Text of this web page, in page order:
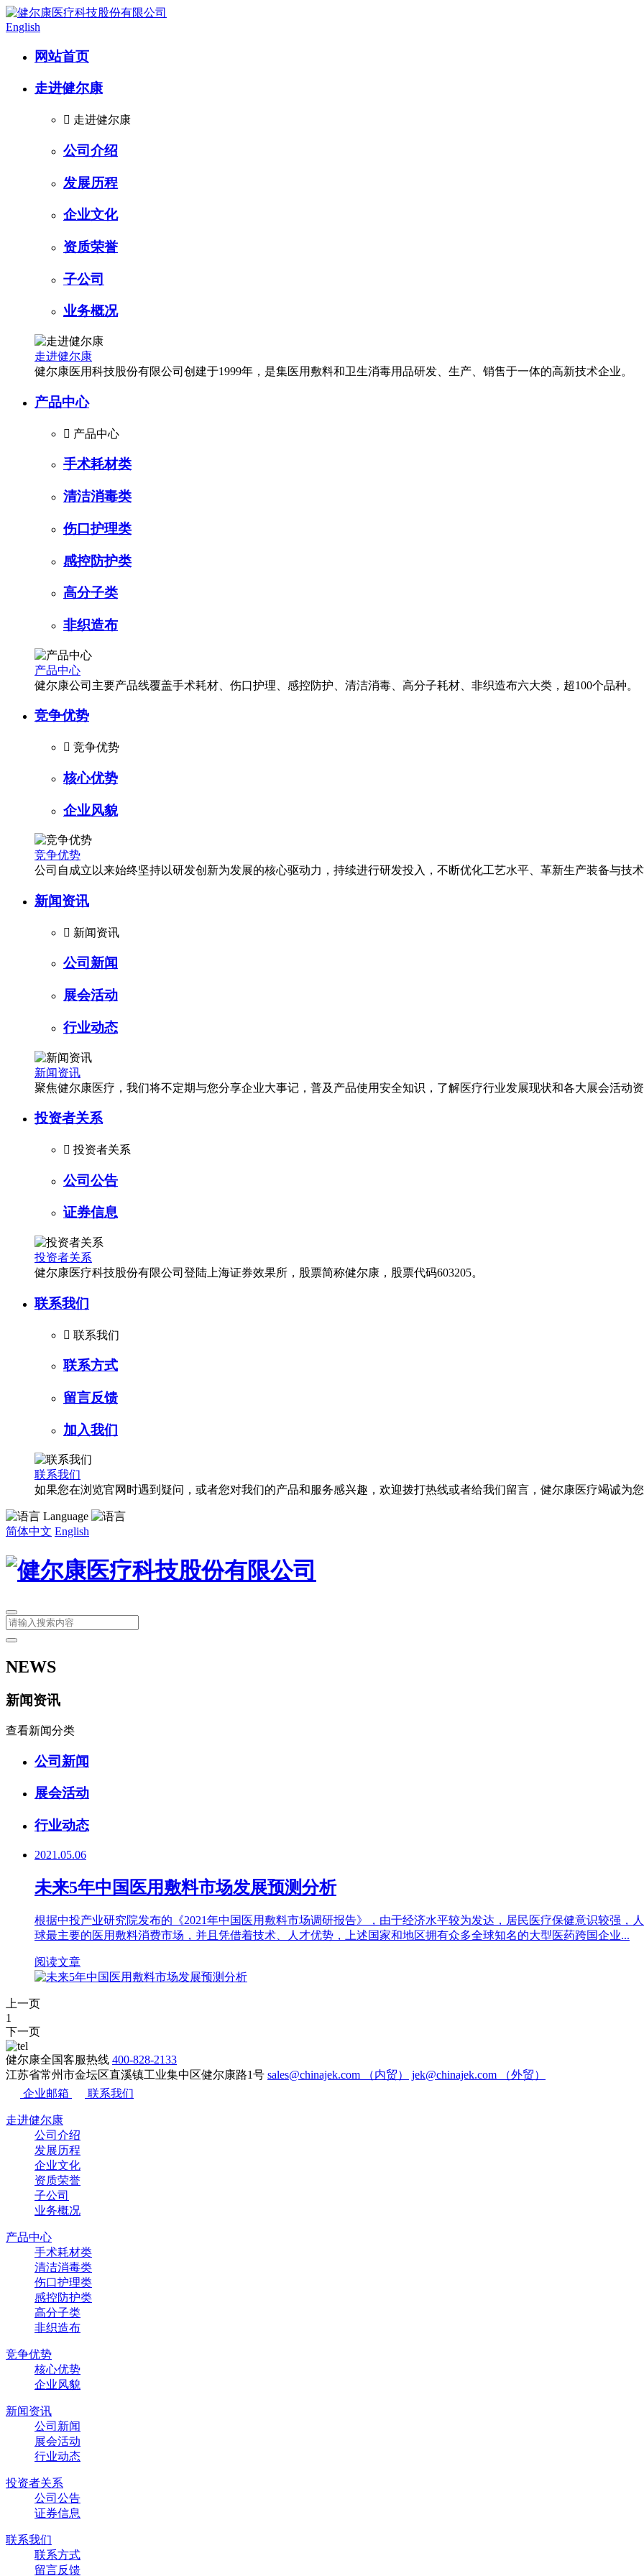
English
网站首页
走进健尔康
 走进健尔康
公司介绍
发展历程
企业文化
资质荣誉
子公司
业务概况
走进健尔康
健尔康医用科技股份有限公司创建于1999年，是集医用敷料和卫生消毒用品研发、生产、销售于一体的高新技术企业。
产品中心
 产品中心
手术耗材类
清洁消毒类
伤口护理类
感控防护类
高分子类
非织造布
产品中心
健尔康公司主要产品线覆盖手术耗材、伤口护理、感控防护、清洁消毒、高分子耗材、非织造布六大类，超100个品种。
竞争优势
 竞争优势
核心优势
企业风貌
竞争优势
公司自成立以来始终坚持以研发创新为发展的核心驱动力，持续进行研发投入，不断优化工艺水平、革新生产装备与技
新闻资讯
 新闻资讯
公司新闻
展会活动
行业动态
新闻资讯
聚焦健尔康医疗，我们将不定期与您分享企业大事记，普及产品使用安全知识，了解医疗行业发展现状和各大展会活动
投资者关系
 投资者关系
公司公告
证券信息
投资者关系
健尔康医疗科技股份有限公司登陆上海证券效果所，股票简称健尔康，股票代码603205。
联系我们
 联系我们
联系方式
留言反馈
加入我们
联系我们
如果您在浏览官网时遇到疑问，或者您对我们的产品和服务感兴趣，欢迎拨打热线或者给我们留言，健尔康医疗竭诚为
Language
简体中文 English
NEWS
新闻资讯
查看新闻分类
公司新闻
展会活动
行业动态
2021.05.06
未来5年中国医用敷料市场发展预测分析
根据中投产业研究院发布的《2021年中国医用敷料市场调研报告》，由于经济水平较为发达，居民医疗保健意识较强，
球最主要的医用敷料消费市场，并且凭借着技术、人才优势，上述国家和地区拥有众多全球知名的大型医药跨国企业...
阅读文章
上一页
1
下一页
健尔康全国客服热线 400-828-2133
江苏省常州市金坛区直溪镇工业集中区健尔康路1号 sales@chinajek.com （内贸）
jek@chinajek.com （外贸）
企业邮箱
联系我们
走进健尔康
公司介绍
发展历程
企业文化
资质荣誉
子公司
业务概况
产品中心
手术耗材类
清洁消毒类
伤口护理类
感控防护类
高分子类
非织造布
竞争优势
核心优势
企业风貌
新闻资讯
公司新闻
展会活动
行业动态
投资者关系
公司公告
证券信息
联系我们
联系方式
留言反馈